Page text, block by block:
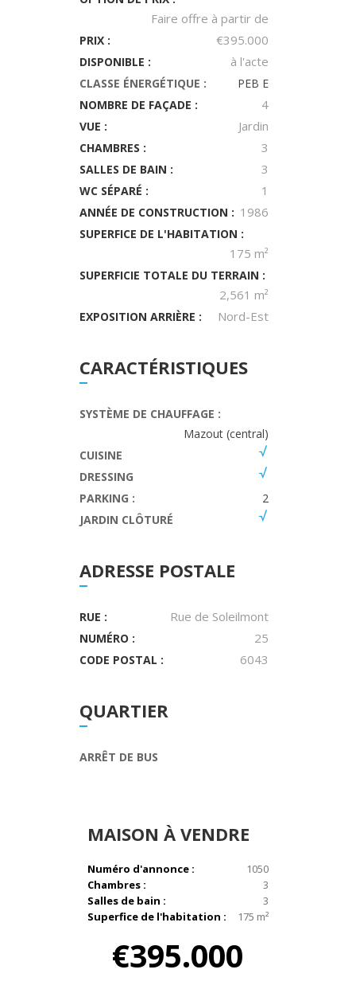
Faire offre à partir de
PRIX : €395.000
DISPONIBLE : à l'acte
CLASSE ÉNERGÉTIQUE :
PEB E
NOMBRE DE FAÇADE :
4
VUE : Jardin
CHAMBRES : 3
SALLES DE BAIN : 3
WC SÉPARÉ : 1
ANNÉE DE CONSTRUCTION : 1986
SUPERFICE DE L'HABITATION :
175 m²
SUPERFICIE TOTALE DU TERRAIN :
2,561 m²
EXPOSITION ARRIÈRE : Nord-Est
CARACTÉRISTIQUES
SYSTÈME DE CHAUFFAGE :
Mazout (central)
CUISINE
DRESSING
PARKING :
2
JARDIN CLÔTURÉ
ADRESSE POSTALE
RUE : Rue de Soleilmont
NUMÉRO : 25
CODE POSTAL : 6043
QUARTIER
ARRÊT DE BUS
MAISON À VENDRE
Numéro d'annonce :
1050
Chambres :
3
Salles de bain :
3
Superfice de l'habitation :
175 m²
€395.000